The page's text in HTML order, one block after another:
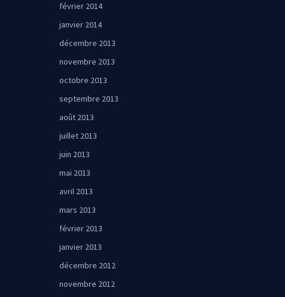
février 2014
janvier 2014
décembre 2013
novembre 2013
octobre 2013
septembre 2013
août 2013
juillet 2013
juin 2013
mai 2013
avril 2013
mars 2013
février 2013
janvier 2013
décembre 2012
novembre 2012